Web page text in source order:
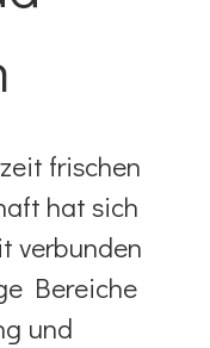
frischen
hat sich
verbunden
Bereiche
und